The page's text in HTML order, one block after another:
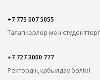
+7 775 007 5055
Талапкерлер мен
+7 727 3000 777
Ректордің қабылдау бөлімі